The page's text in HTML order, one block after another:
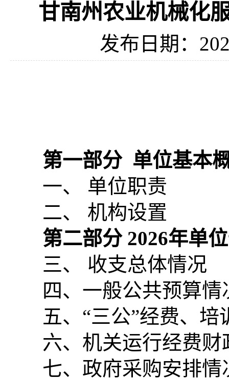
甘南州农业机械化
发布日期：
第一部分 单位基本
一、 单位职责
二、 机构设置
第二部分2026年单
三、 收支总体情况
四、一般公共预算情
五、“三公”经费、
六、机关运行经费财
七、政府采购安排情